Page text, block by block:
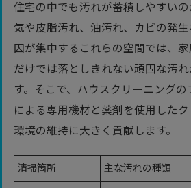
住宅の中でも汚れが蓄積しやすい
気や皮脂汚れ、油汚れ、カビの発
因が集中するこれらの空間では、
だけでは落としきれない頑固な汚
す。そこで、ハウスクリーニング
による専用機材と薬剤を使用した
環境の維持に大きく貢献します。
清掃箇所 主な汚れの種類